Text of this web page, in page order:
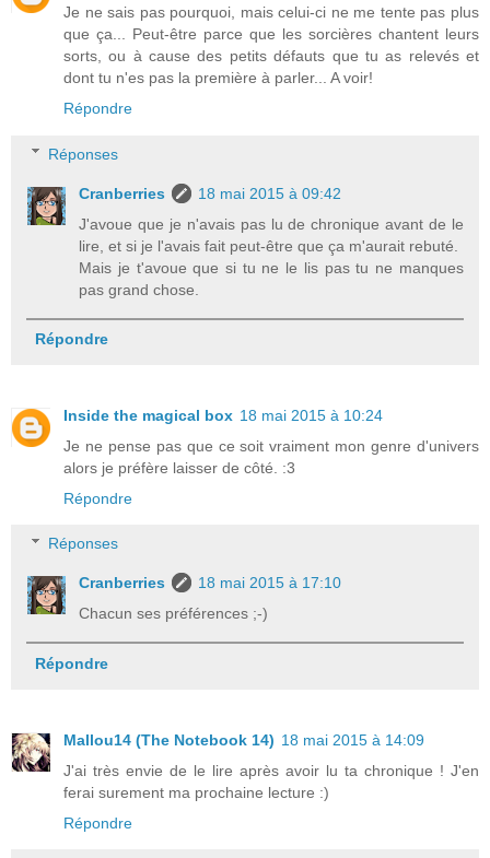
Je ne sais pas pourquoi, mais celui-ci ne me tente pas plus
que ça... Peut-être parce que les sorcières chantent leurs
sorts, ou à cause des petits défauts que tu as relevés et
dont tu n'es pas la première à parler... A voir!
Répondre
Réponses
Cranberries
18 mai 2015 à 09:42
J'avoue que je n'avais pas lu de chronique avant de le
lire, et si je l'avais fait peut-être que ça m'aurait rebuté.
Mais je t'avoue que si tu ne le lis pas tu ne manques
pas grand chose.
Répondre
Inside the magical box 18 mai 2015 à 10:24
Je ne pense pas que ce soit vraiment mon genre d'univers
alors je préfère laisser de côté. :3
Répondre
Réponses
Cranberries
18 mai 2015 à 17:10
Chacun ses préférences ;-)
Répondre
Mallou14 (The Notebook 14) 18 mai 2015 à 14:09
J'ai très envie de le lire après avoir lu ta chronique ! J'en
ferai surement ma prochaine lecture :)
Répondre